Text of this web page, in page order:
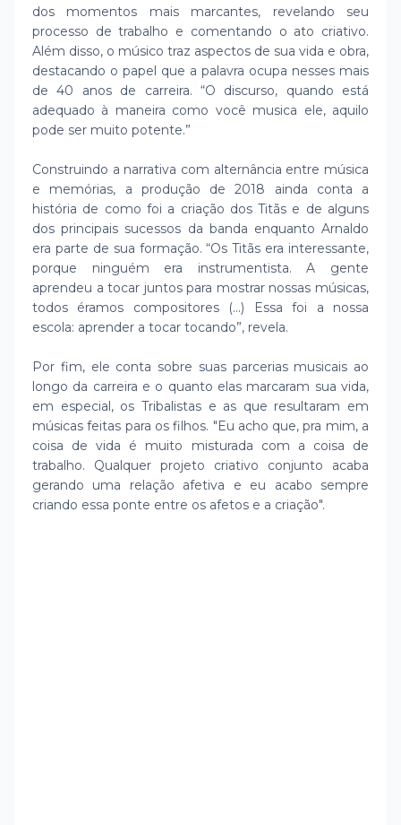
dos momentos mais marcantes, revelando seu
processo de trabalho e comentando o ato criativo.
Além disso, o músico traz aspectos de sua vida e obra,
destacando o papel que a palavra ocupa nesses mais
de 40 anos de carreira. “O discurso, quando está
adequado à maneira como você musica ele, aquilo
pode ser muito potente.”
Construindo a narrativa com alternância entre música
e memórias, a produção de 2018 ainda conta a
história de como foi a criação dos Titãs e de alguns
dos principais sucessos da banda enquanto Arnaldo
era parte de sua formação. “Os Titãs era interessante,
porque ninguém era instrumentista. A gente
aprendeu a tocar juntos para mostrar nossas músicas,
todos éramos compositores (...) Essa foi a nossa
escola: aprender a tocar tocando”, revela.
Por fim, ele conta sobre suas parcerias musicais ao
longo da carreira e o quanto elas marcaram sua vida,
em especial, os Tribalistas e as que resultaram em
músicas feitas para os filhos. "Eu acho que, pra mim, a
coisa de vida é muito misturada com a coisa de
trabalho. Qualquer projeto criativo conjunto acaba
gerando uma relação afetiva e eu acabo sempre
criando essa ponte entre os afetos e a criação".